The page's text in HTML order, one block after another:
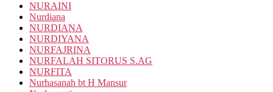
NURAINI
Nurdiana
NURDIANA
NURDIYANA
NURFAJRINA
NURFALAH SITORUS S.AG
NURFITA
Nurhasanah bt H Mansur